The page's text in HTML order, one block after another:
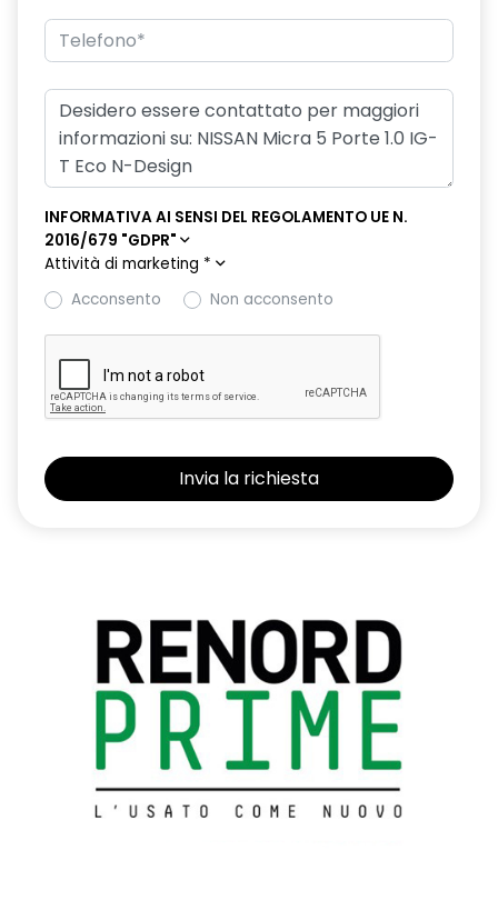
INFORMATIVA AI SENSI DEL REGOLAMENTO UE N.
2016/679 "GDPR"
Attività di marketing *
Acconsento
Non acconsento